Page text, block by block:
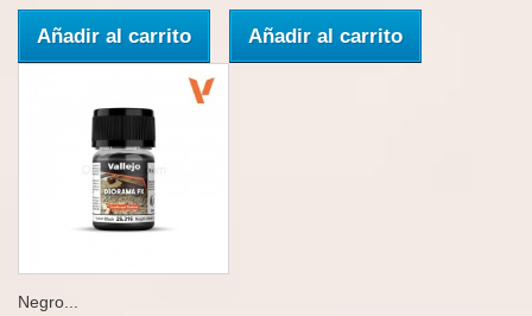
Añadir al carrito Añadir al carrito
Negro...